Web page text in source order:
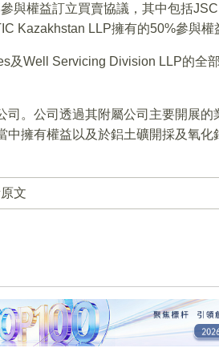
與權益訂立買賣協議，其中包括JSC
Kazakhstan LLP擁有的50%參與權
及Well Servicing Division LLP的全
。公司透過其附屬公司主要開展的
擁有權益以及於鋁土礦開採及氧化
文